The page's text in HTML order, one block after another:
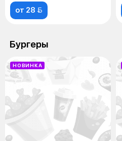
от 28 
Бургеры
НОВИНКА